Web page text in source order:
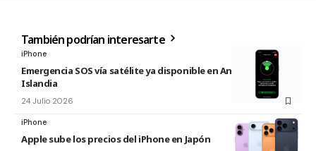
También podrían interesarte
iPhone
Emergencia SOS vía satélite ya disponible en Andorra e
Islandia
24 Julio 2026
iPhone
Apple sube los precios del iPhone en Japón